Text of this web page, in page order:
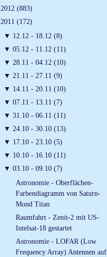
2012 (883)
2011 (172)
▼ 12.12 - 18.12 (8)
▼ 05.12 - 11.12 (11)
▼ 28.11 - 04.12 (10)
▼ 21.11 - 27.11 (9)
▼ 14.11 - 20.11 (10)
▼ 07.11 - 13.11 (7)
▼ 31.10 - 06.11 (11)
▼ 24.10 - 30.10 (13)
▼ 17.10 - 23.10 (5)
▼ 10.10 - 16.10 (11)
▼ 03.10 - 09.10 (7)
Astronomie - Oberflächen-
Farbendiagramm von Saturn-
Mond Titan
Raumfahrt - Zenit-2 mit US-
Intelsat-18 gestartet
Astronomie - LOFAR (Low
Frequency Array) Antennen auf